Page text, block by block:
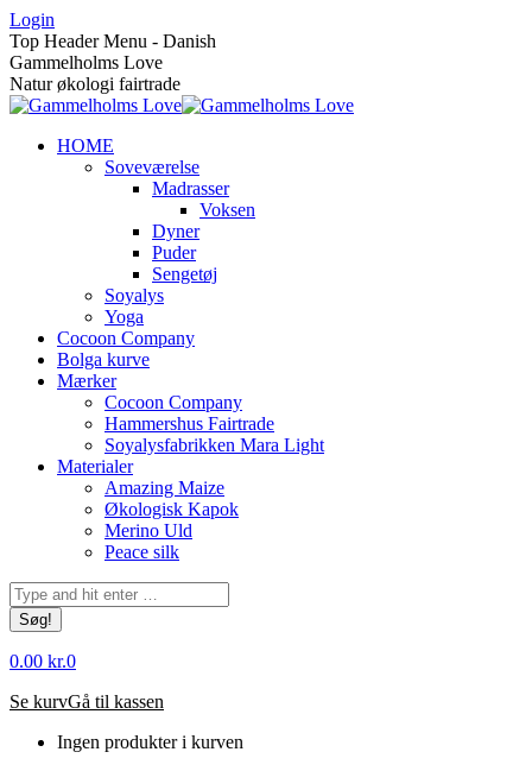
Skip
to
content
Login
Top Header Menu - Danish
Gammelholms Love
Natur økologi fairtrade
HOME
Soveværelse
Madrasser
Voksen
Dyner
Puder
Sengetøj
Soyalys
Yoga
Cocoon Company
Bolga kurve
Mærker
Cocoon Company
Hammershus Fairtrade
Soyalysfabrikken Mara Light
Materialer
Amazing Maize
Økologisk Kapok
Merino Uld
Peace silk
Søg:
0.00 kr.0
Se kurvGå til kassen
Ingen produkter i kurven